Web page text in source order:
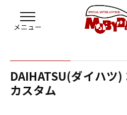
DAIHATSU(ダイハツ)
カスタム